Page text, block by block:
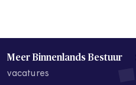
Meer Binnenlands Bestuur
vacatures